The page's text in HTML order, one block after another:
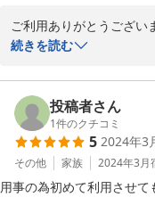
ご利用ありがとうござい
ご満足頂いたようで良か
越しください。お待ちし
2024-04-21
続きを読む
投稿者さん
1件のクチコミ
5 2024年3
その他 家族 2024年3月
用事の為初めて利用させ